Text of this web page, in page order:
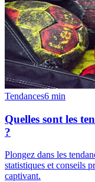
Tendances6 min
Quelles sont les
?
Plongez dans les
statistiques et conseils
captivant.